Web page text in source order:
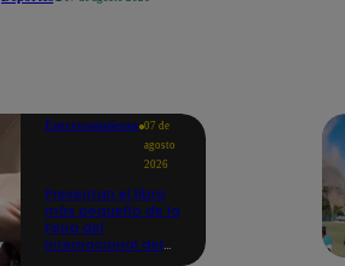
Entretenimiento 07 de
agosto
2026
Presentan el libro
más pequeño de la
Feria del
Internacional del